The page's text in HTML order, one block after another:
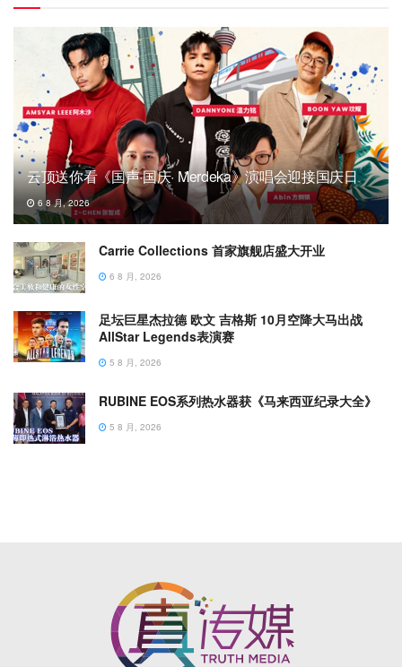
云顶送你看《国声·国庆· Merdeka》演唱会迎接国庆日
6 8 月, 2026
Carrie Collections 首家旗舰店盛大开业
6 8 月, 2026
足坛巨星杰拉德 欧文 吉格斯 10月空降大马出战
AllStar Legends表演赛
5 8 月, 2026
RUBINE EOS系列热水器获《马来西亚纪录大全》
5 8 月, 2026